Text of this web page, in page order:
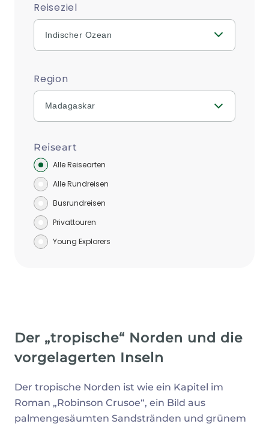
Reiseziel
Indischer Ozean
Region
Madagaskar
Reiseart
Alle Reisearten
Alle Rundreisen
Busrundreisen
Privattouren
Young Explorers
Der „tropische“ Norden und die
vorgelagerten Inseln
Der tropische Norden ist wie ein Kapitel im
Roman „Robinson Crusoe“, ein Bild aus
palmengesäumten Sandstränden und grünem